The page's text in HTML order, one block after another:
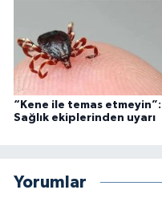
“Kene ile temas etmeyin”:
Sağlık ekiplerinden uyarı
Yorumlar